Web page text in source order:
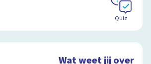
Quiz
Wat weet jij over